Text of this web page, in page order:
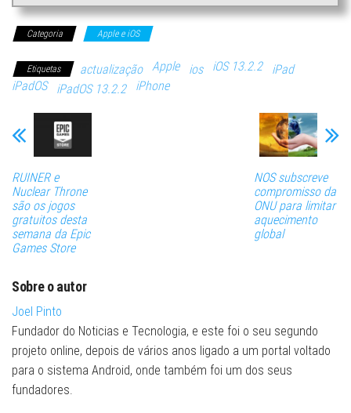
Categoria Apple e iOS
Etiquetas actualização Apple ios iOS 13.2.2
iPad
iPadOS
iPadOS 13.2.2 iPhone
RUINER e
Nuclear Throne
são os jogos
gratuitos desta
semana da Epic
Games Store
NOS subscreve
compromisso da
ONU para limitar
aquecimento
global
Sobre o autor
Joel Pinto
Fundador do Noticias e Tecnologia, e este foi o seu segundo
projeto online, depois de vários anos ligado a um portal voltado
para o sistema Android, onde também foi um dos seus
fundadores.